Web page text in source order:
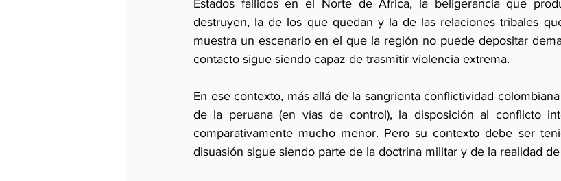
Estados fallidos en el Norte de África, la beligerancia que
destruyen, la de los que quedan y la de las relaciones tribales
muestra un escenario en el que la región no puede depositar
contacto sigue siendo capaz de trasmitir violencia extrema.
En ese contexto, más allá de la sangrienta conflictividad
de la peruana (en vías de control), la disposición al conflicto
comparativamente mucho menor. Pero su contexto debe ser
disuasión sigue siendo parte de la doctrina militar y de la realidad